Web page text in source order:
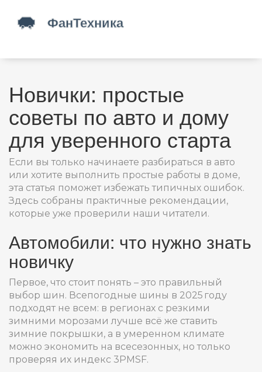
Новички: простые
советы по авто и дому
для уверенного старта
Если вы только начинаете разбираться в авто
или хотите выполнить простые работы в доме,
эта статья поможет избежать типичных ошибок.
Здесь собраны практичные рекомендации,
которые уже проверили наши читатели.
Автомобили: что нужно знать
новичку
Первое, что стоит понять – это правильный
выбор шин. Всепогодные шины в 2025 году
подходят не всем: в регионах с резкими
зимними морозами лучше всё же ставить
зимние покрышки, а в умеренном климате
можно экономить на всесезонных, но только
проверяя их индекс 3PMSF.